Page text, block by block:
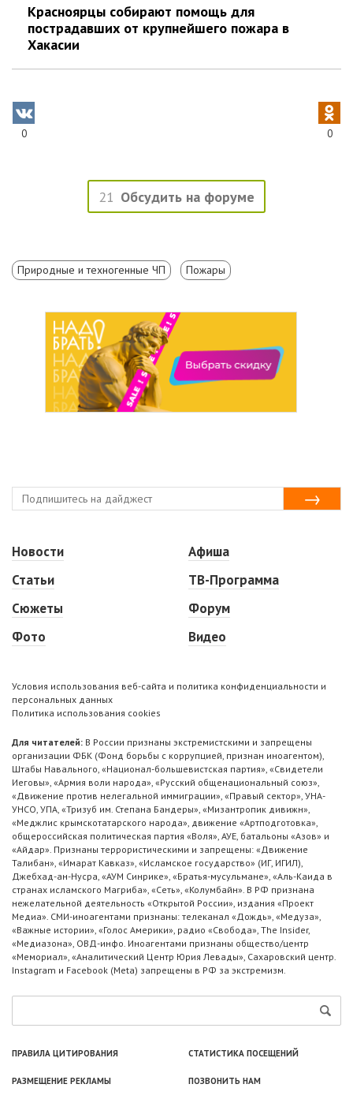
Красноярцы собирают помощь для
пострадавших от крупнейшего пожара в
Хакасии
0 0
21 Обсудить на форуме
Природные и техногенные ЧП Пожары
Новости
Статьи
Сюжеты
Фото
Афиша
ТВ-Программа
Форум
Видео
Условия использования веб-сайта и политика конфиденциальности и
персональных данных
Политика использования cookies
Для читателей: В России признаны экстремистскими и запрещены
организации ФБК (Фонд борьбы с коррупцией, признан иноагентом),
Штабы Навального, «Национал-большевистская партия», «Свидетели
Иеговы», «Армия воли народа», «Русский общенациональный союз»,
«Движение против нелегальной иммиграции», «Правый сектор», УНА-
УНСО, УПА, «Тризуб им. Степана Бандеры», «Мизантропик дивижн»,
«Меджлис крымскотатарского народа», движение «Артподготовка»,
общероссийская политическая партия «Воля», АУЕ, батальоны «Азов» и
«Айдар». Признаны террористическими и запрещены: «Движение
Талибан», «Имарат Кавказ», «Исламское государство» (ИГ, ИГИЛ),
Джебхад-ан-Нусра, «АУМ Синрике», «Братья-мусульмане», «Аль-Каида в
странах исламского Магриба», «Сеть», «Колумбайн». В РФ признана
нежелательной деятельность «Открытой России», издания «Проект
Медиа». СМИ-иноагентами признаны: телеканал «Дождь», «Медуза»,
«Важные истории», «Голос Америки», радио «Свобода», The Insider,
«Медиазона», ОВД-инфо. Иноагентами признаны общество/центр
«Мемориал», «Аналитический Центр Юрия Левады», Сахаровский центр.
Instagram и Facebook (Metа) запрещены в РФ за экстремизм.
ПРАВИЛА ЦИТИРОВАНИЯ СТАТИСТИКА ПОСЕЩЕНИЙ
РАЗМЕЩЕНИЕ РЕКЛАМЫ ПОЗВОНИТЬ НАМ